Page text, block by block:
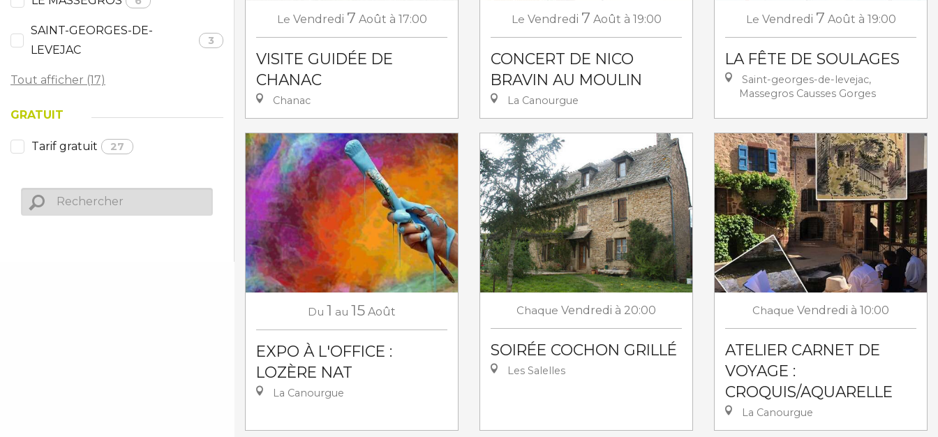
SAINT-GEORGES-DE-
LEVEJAC
3
Tout afficher (17)
GRATUIT
Tarif gratuit 27
Le Vendredi 7 Août à 17:00
VISITE GUIDÉE DE
CHANAC
Chanac
Le Vendredi 7 Août à 19:00
CONCERT DE NICO
BRAVIN AU MOULIN
La Canourgue
Le Vendredi 7 Août à 19:00
LA FÊTE DE SOULAGES
Saint-georges-de-levejac,
Massegros Causses Gorges
Du 1 au 15 Août
EXPO À L'OFFICE :
LOZÈRE NAT
La Canourgue
Chaque Vendredi à 20:00
SOIRÉE COCHON GRILLÉ
Les Salelles
Chaque Vendredi à 10:00
ATELIER CARNET DE
VOYAGE :
CROQUIS/AQUARELLE
La Canourgue